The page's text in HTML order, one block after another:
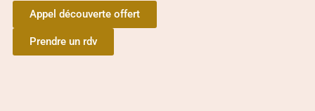
Appel découverte offert
Prendre un rdv